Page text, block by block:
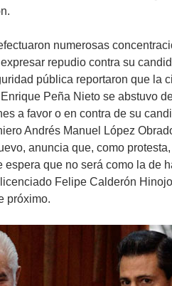
numerosas
repudio contra su
pública reportaron que la
Peña Nieto se abstuvo
a favor o en contra de su
Andrés Manuel López
anuncia que, como
espera que no será como la de
Felipe Calderón
próximo.